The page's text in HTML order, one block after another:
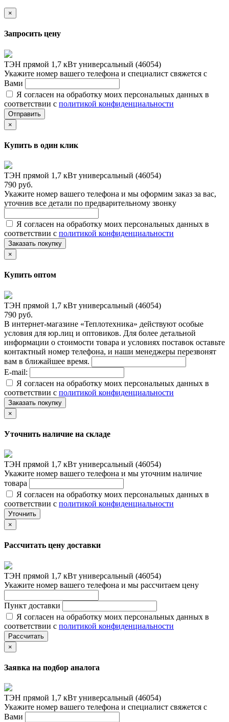
×
Запросить цену
ТЭН прямой 1,7 кВт универсальный (46054)
Укажите номер вашего телефона и специалист свяжется с
Вами
Я согласен на обработку моих персональных данных в
соответствии с политикой конфиденциальности
Отправить
×
Купить в один клик
ТЭН прямой 1,7 кВт универсальный (46054)
790 руб.
Укажите номер вашего телефона и мы оформим заказ за вас,
уточнив все детали по предварительному звонку
Я согласен на обработку моих персональных данных в
соответствии с политикой конфиденциальности
Заказать покупку
×
Купить оптом
ТЭН прямой 1,7 кВт универсальный (46054)
790 руб.
В интернет-магазине «Теплотехника» действуют особые
условия для юр.лиц и оптовиков. Для более детальной
информации о стоимости товара и условиях поставок оставьте
контактный номер телефона, и наши менеджеры перезвонят
вам в ближайшее время.
E-mail:
Я согласен на обработку моих персональных данных в
соответствии с политикой конфиденциальности
Заказать покупку
×
Уточнить наличие на складе
ТЭН прямой 1,7 кВт универсальный (46054)
Укажите номер вашего телефона и мы уточним наличие
товара
Я согласен на обработку моих персональных данных в
соответствии с политикой конфиденциальности
Уточнить
×
Рассчитать цену доставки
ТЭН прямой 1,7 кВт универсальный (46054)
Укажите номер вашего телефона и мы рассчитаем цену
Пункт доставки
Я согласен на обработку моих персональных данных в
соответствии с политикой конфиденциальности
Рассчитать
×
Заявка на подбор аналога
ТЭН прямой 1,7 кВт универсальный (46054)
Укажите номер вашего телефона и специалист свяжется с
Вами